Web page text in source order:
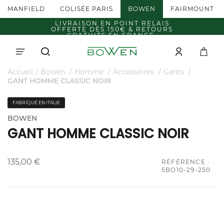
MANFIELD COLISÉE PARIS BOWEN
FAIRMOUNT
LIVRAISON EN POINT RELAIS
OFFERTE DÈS 150€ & RETOURS
GRATUITS EN FRANCE.
Accueil Bowen Homme Accessoires
Gants
GANT HOMME CLASSIC NOIR
FABRIQUÉ EN ITALIE
BOWEN
GANT HOMME CLASSIC NOIR
135,00 €
RÉFÉRENCE :
5BO10-29-250